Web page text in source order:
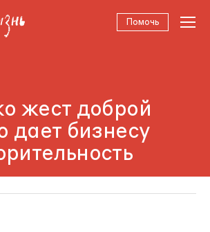
Помочь
жест доброй
дает бизнесу